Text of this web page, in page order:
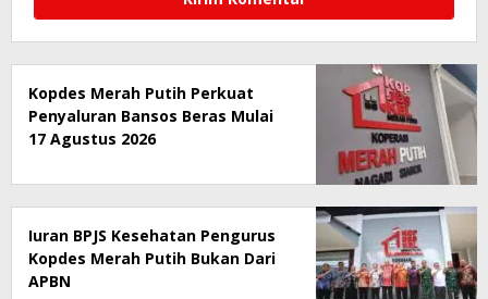
Kopdes Merah Putih Perkuat
Penyaluran Bansos Beras Mulai
17 Agustus 2026
Iuran BPJS Kesehatan Pengurus
Kopdes Merah Putih Bukan Dari
APBN